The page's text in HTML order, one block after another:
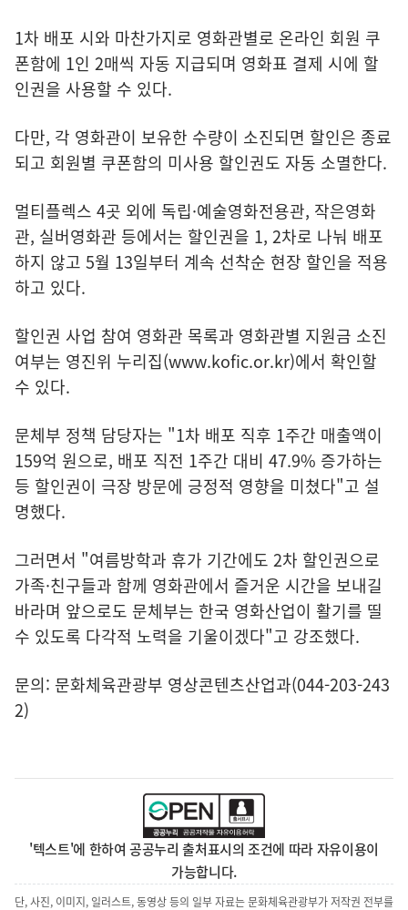
1차 배포 시와 마찬가지로 영화관별로 온라인 회원 쿠
폰함에 1인 2매씩 자동 지급되며 영화표 결제 시에 할
인권을 사용할 수 있다.
다만, 각 영화관이 보유한 수량이 소진되면 할인은 종료
되고 회원별 쿠폰함의 미사용 할인권도 자동 소멸한다.
멀티플렉스 4곳 외에 독립·예술영화전용관, 작은영화
관, 실버영화관 등에서는 할인권을 1, 2차로 나눠 배포
하지 않고 5월 13일부터 계속 선착순 현장 할인을 적용
하고 있다.
할인권 사업 참여 영화관 목록과 영화관별 지원금 소진
여부는 영진위 누리집(www.kofic.or.kr)에서 확인할
수 있다.
문체부 정책 담당자는 "1차 배포 직후 1주간 매출액이
159억 원으로, 배포 직전 1주간 대비 47.9% 증가하는
등 할인권이 극장 방문에 긍정적 영향을 미쳤다"고 설
명했다.
그러면서 "여름방학과 휴가 기간에도 2차 할인권으로
가족·친구들과 함께 영화관에서 즐거운 시간을 보내길
바라며 앞으로도 문체부는 한국 영화산업이 활기를 띨
수 있도록 다각적 노력을 기울이겠다"고 강조했다.
문의: 문화체육관광부 영상콘텐츠산업과(044-203-243
2)
'텍스트'에 한하여 공공누리 출처표시의 조건에 따라 자유이용이
가능합니다.
단, 사진, 이미지, 일러스트, 동영상 등의 일부 자료는 문화체육관광부가 저작권 전부를